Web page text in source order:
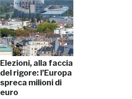
Elezioni, alla faccia
del rigore: l’Europa
spreca milioni di
euro